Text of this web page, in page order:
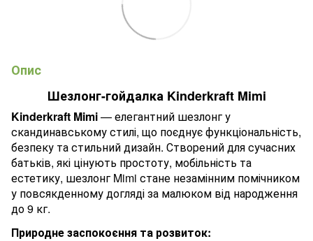
Опис
Шезлонг-гойдалка Kinderkraft Mimi
Kinderkraft Mimi— елегантний шезлонг у
скандинавському стилі, що поєднує функціональність,
безпеку та стильний дизайн. Створений для сучасних
батьків, які цінують простоту, мобільність та
естетику, шезлонг Mimi стане незамінним помічником
у повсякденному догляді за малюком від народження
до 9 кг.
Природне заспокоєння та розвиток: